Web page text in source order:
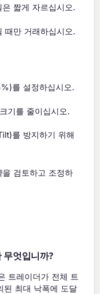
짧게 자르십시오.
때만 거래하십시오.
를 설정하십시오.
기를 줄이십시오.
를 방지하기 위해
검토하고 조정하
엇입니까?
트레이더가 전체 트
된 최대 낙폭에 도달